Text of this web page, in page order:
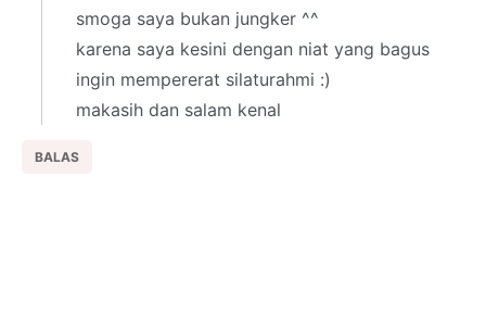
smoga saya bukan jungker ^^
karena saya kesini dengan niat yang bagus
ingin mempererat silaturahmi :)
makasih dan salam kenal
BALAS